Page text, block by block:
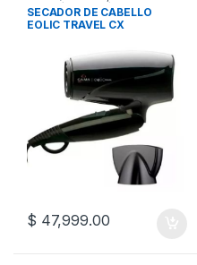
SALUD/BELLEZA/FITNESS
SECADORES DE CABELLOS
SECADOR DE CABELLO
EOLIC TRAVEL CX
$ 47,999.00